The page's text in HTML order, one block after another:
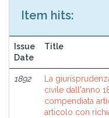
Item hits:
Issue
Date
Title
1892
La
civile dall'anno
compendiata
articolo con